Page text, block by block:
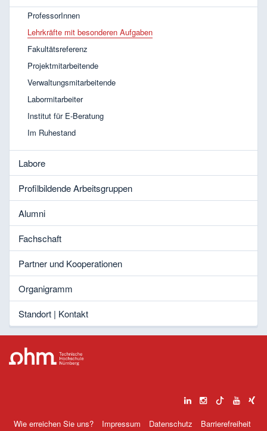
ProfessorInnen
Lehrkräfte mit besonderen Aufgaben
Fakultätsreferenz
Projektmitarbeitende
Verwaltungsmitarbeitende
Labormitarbeiter
Institut für E-Beratung
Im Ruhestand
Labore
Profilbildende Arbeitsgruppen
Alumni
Fachschaft
Partner und Kooperationen
Organigramm
Standort | Kontakt
Wie erreichen Sie uns? Impressum Datenschutz
Barrierefreiheit